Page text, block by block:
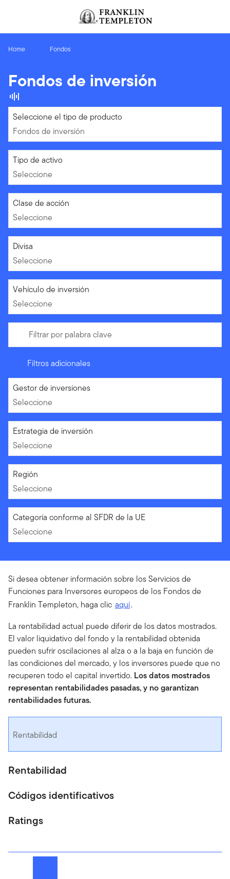
Home Fondos
Fondos de inversión
Fondos de inversión
Seleccione el tipo de producto
Fondos de inversión
Seleccione
Tipo de activo
Seleccione
Seleccione
Clase de acción
Seleccione
Seleccione
Divisa
Seleccione
Seleccione
Vehículo de inversión
Seleccione
Filtrar por palabra clave
Filtros adicionales
Seleccione
Gestor de inversiones
Seleccione
Seleccione
Estrategia de inversión
Seleccione
Seleccione
Región
Seleccione
Seleccione
Categoría conforme al SFDR de la UE
Seleccione
Si desea obtener información sobre los Servicios de
Funciones para Inversores europeos de los Fondos de
Franklin Templeton, haga clic aquí.
La rentabilidad actual puede diferir de los datos mostrados.
El valor liquidativo del fondo y la rentabilidad obtenida
pueden sufrir oscilaciones al alza o a la baja en función de
las condiciones del mercado, y los inversores puede que no
recuperen todo el capital invertido. Los datos mostrados
representan rentabilidades pasadas, y no garantizan
rentabilidades futuras.
Rentabilidad
Rentabilidad
Códigos identificativos
Ratings